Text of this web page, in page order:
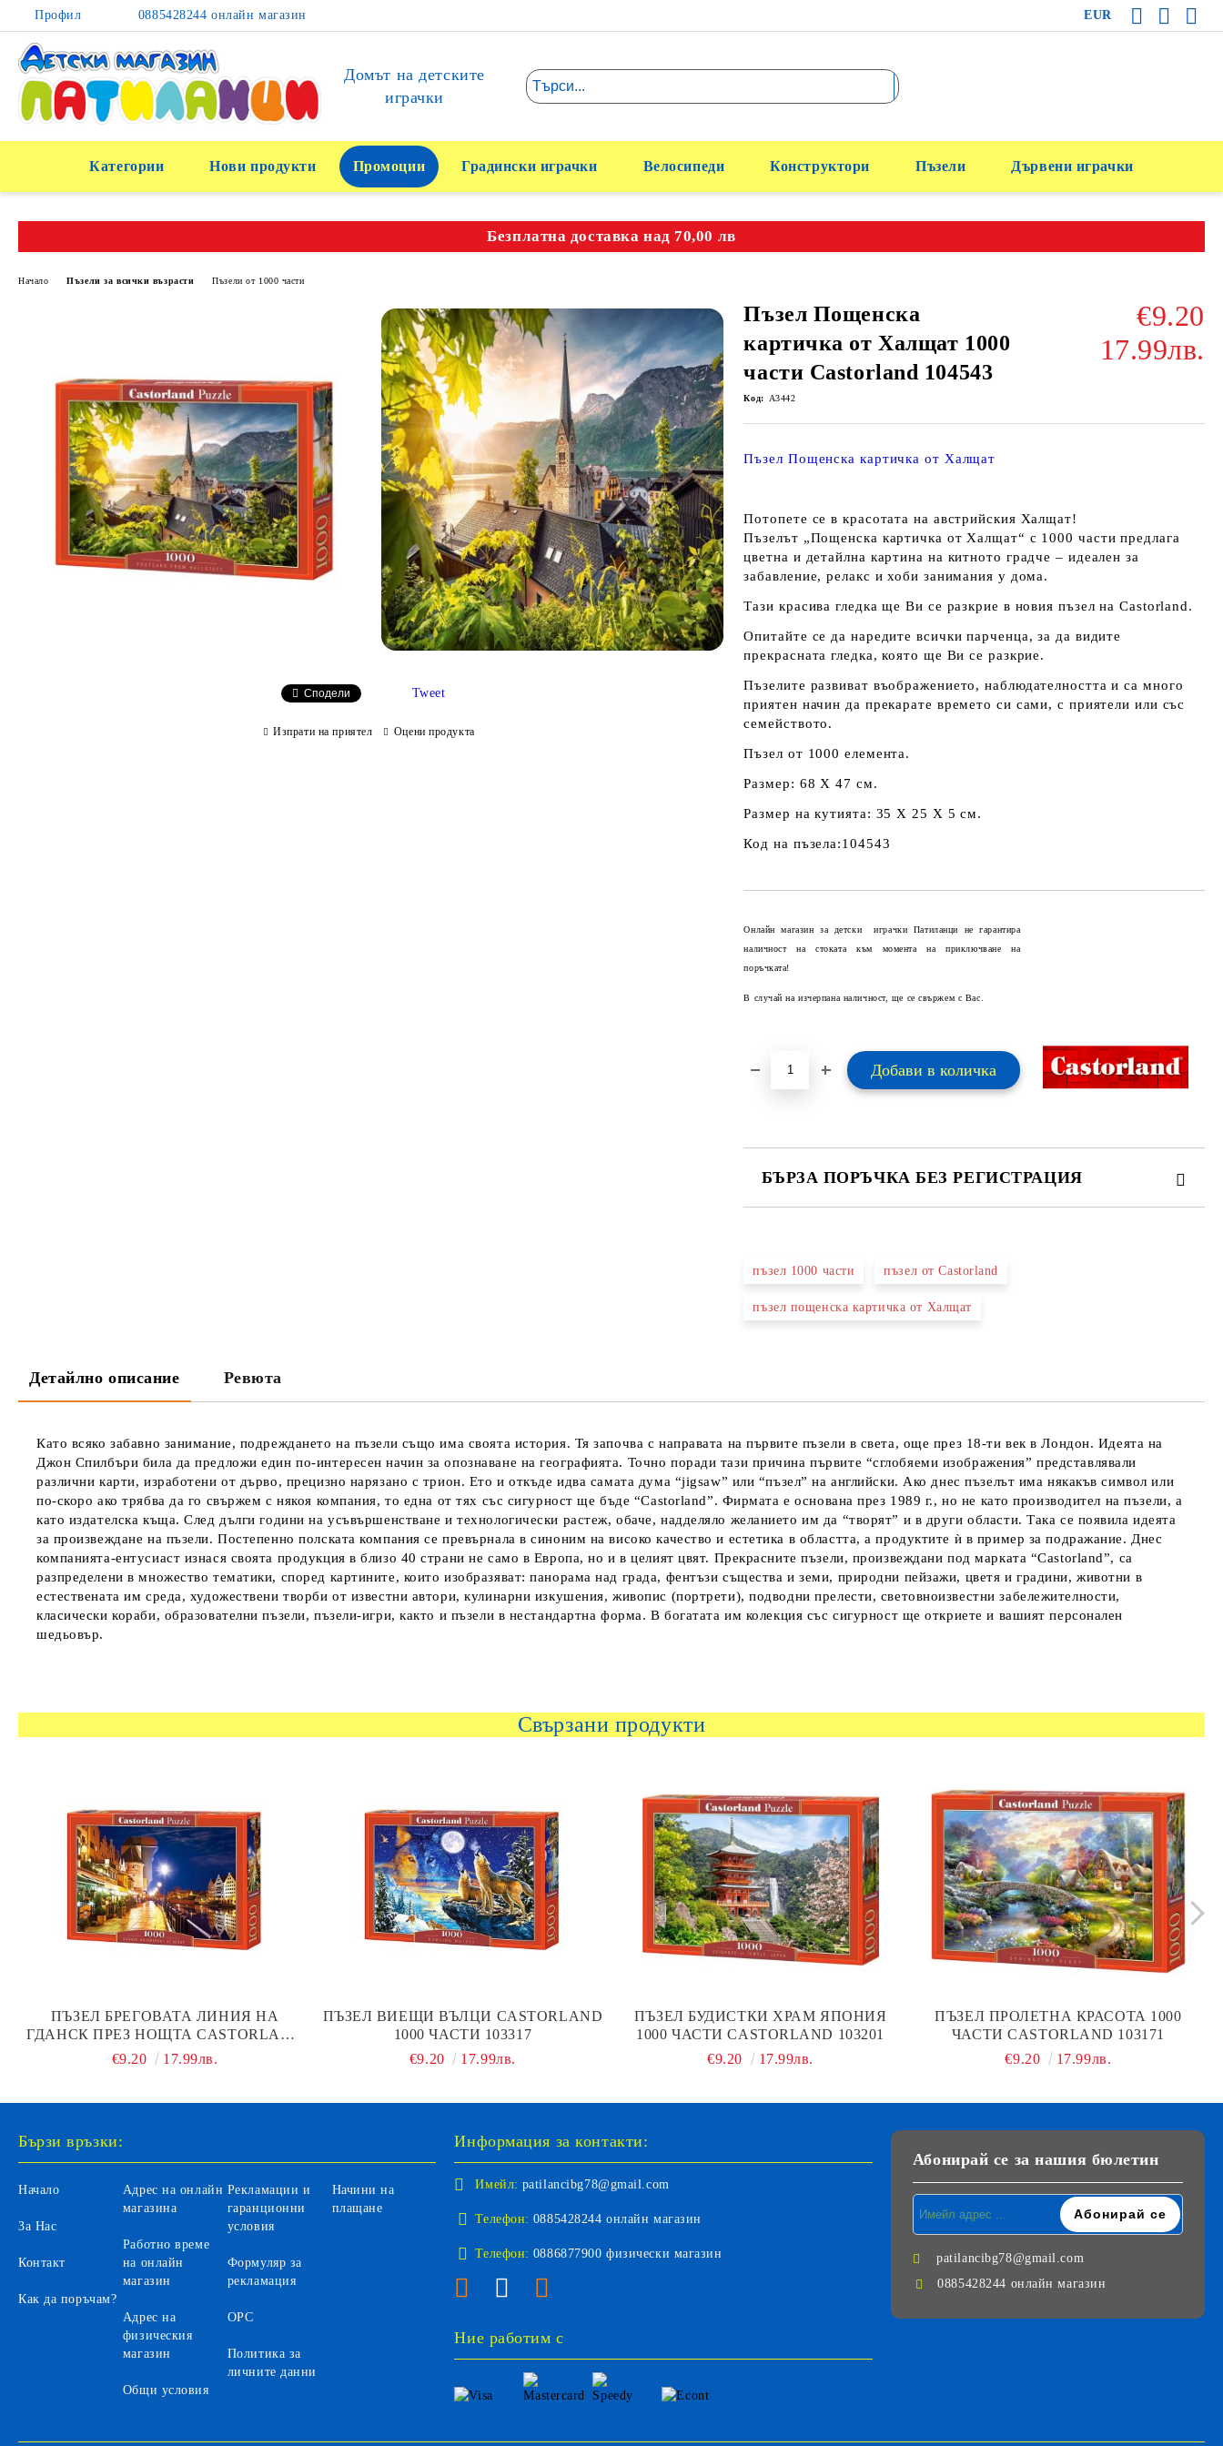
Профил 0885428244 онлайн магазин EUR
Домът на детските
играчки
Категории Нови продукти Промоции Градински играчки Велосипеди Конструктори Пъзели Дървени играчки
Безплатна доставка над 70,00 лв
Начало Пъзели за всички възрасти Пъзели от 1000 части
Пъзел Пощенска
картичка от Халщат 1000
части Castorland 104543
€9.20
17.99лв.
Код: A3442
Пъзел Пощенска картичка от Халщат
Потопете се в красотата на австрийския Халщат!
Пъзелът „Пощенска картичка от Халщат“ с 1000 части предлага
цветна и детайлна картина на китното градче – идеален за
забавление, релакс и хоби занимания у дома.
Тази красива гледка ще Ви се разкрие в новия пъзел на Castorland.
Опитайте се да наредите всички парченца, за да видите
прекрасната гледка, която ще Ви се разкрие.
Пъзелите развиват въображението, наблюдателността и са много
приятен начин да прекарате времето си сами, с приятели или със
семейството.
Пъзел от 1000 елемента.
Размер: 68 Х 47 см.
Размер на кутията: 35 Х 25 Х 5 см.
Код на пъзела:104543
Онлайн магазин за детски играчки Патиланци не гарантира
наличност на стоката към момента на приключване на
поръчката!
В случай на изчерпана наличност, ще се свържем с Вас.
БЪРЗА ПОРЪЧКА БЕЗ РЕГИСТРАЦИЯ
пъзел 1000 части пъзел от Castorland
пъзел пощенска картичка от Халщат
Сподели Tweet
Изпрати на приятел Оцени продукта
Детайлно описание Ревюта
Като всяко забавно занимание, подреждането на пъзели също има своята история. Тя започва с направата на първите пъзели в света, още през 18-ти век в Лондон. Идеята на
Джон Спилбъри била да предложи един по-интересен начин за опознаване на географията. Точно поради тази причина първите “сглобяеми изображения” представлявали
различни карти, изработени от дърво, прецизно нарязано с трион. Ето и откъде идва самата дума “jigsaw” или “пъзел” на английски. Ако днес пъзелът има някакъв символ или
по-скоро ако трябва да го свържем с някоя компания, то една от тях със сигурност ще бъде “Castorland”. Фирмата е основана през 1989 г., но не като производител на пъзели, а
като издателска къща. След дълги години на усъвършенстване и технологически растеж, обаче, надделяло желанието им да “творят” и в други области. Така се появила идеята
за произвеждане на пъзели. Постепенно полската компания се превърнала в синоним на високо качество и естетика в областта, а продуктите ѝ в пример за подражание. Днес
компанията-ентусиаст изнася своята продукция в близо 40 страни не само в Европа, но и в целият цвят. Прекрасните пъзели, произвеждани под марката “Castorland”, са
разпределени в множество тематики, според картините, които изобразяват: панорама над града, фентъзи същества и земи, природни пейзажи, цветя и градини, животни в
естествената им среда, художествени творби от известни автори, кулинарни изкушения, живопис (портрети), подводни прелести, световноизвестни забележителности,
класически кораби, образователни пъзели, пъзели-игри, както и пъзели в нестандартна форма. В богатата им колекция със сигурност ще откриете и вашият персонален
шедьовър.
Свързани продукти
ПЪЗЕЛ БРЕГОВАТА ЛИНИЯ НА
ГДАНСК ПРЕЗ НОЩТА CASTORLAND
1000 ЧАСТИ
€9.20 17.99лв.
ПЪЗЕЛ ВИЕЩИ ВЪЛЦИ CASTORLAND
1000 ЧАСТИ 103317
€9.20
17.99лв.
ПЪЗЕЛ БУДИСТКИ ХРАМ ЯПОНИЯ
1000 ЧАСТИ CASTORLAND 103201
€9.20
17.99лв.
ПЪЗЕЛ ПРОЛЕТНА КРАСОТА 1000
ЧАСТИ CASTORLAND 103171
€9.20
17.99лв.
Бързи връзки:
Начало
За Нас
Контакт
Как да поръчам?
Адрес на онлайн
магазина
Работно време
на онлайн
магазин
Адрес на
физическия
магазин
Общи условия
Рекламации и
гаранционни
условия
Формуляр за
рекламация
ОРС
Политика за
личните данни
Начини на
плащане
Информация за контакти:
Имейл: patilancibg78@gmail.com
Телефон: 0885428244 онлайн магазин
Телефон: 0886877900 физически магазин
Ние работим с
Абонирай се за нашия бюлетин
patilancibg78@gmail.com
0885428244 онлайн магазин